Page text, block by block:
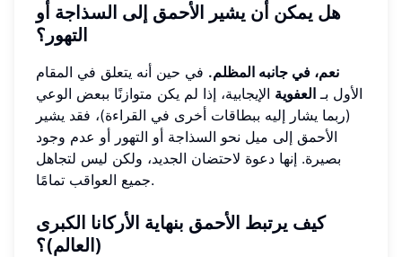
هل يمكن أن يشير الأحمق إلى السذاجة أو
التهور؟
نعم، في جانبه المظلم. في حين أنه يتعلق في المقام
الأول بـ العفوية الإيجابية، إذا لم يكن متوازنًا ببعض الوعي
(ربما يشار إليه ببطاقات أخرى في القراءة)، فقد يشير
الأحمق إلى ميل نحو السذاجة أو التهور أو عدم وجود
بصيرة. إنها دعوة لاحتضان الجديد، ولكن ليس لتجاهل
جميع العواقب تمامًا.
كيف يرتبط الأحمق بنهاية الأركانا الكبرى
(العالم)؟